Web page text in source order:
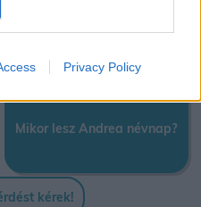
Privacy Policy
Mikor lesz Andrea névnap?
kérek!